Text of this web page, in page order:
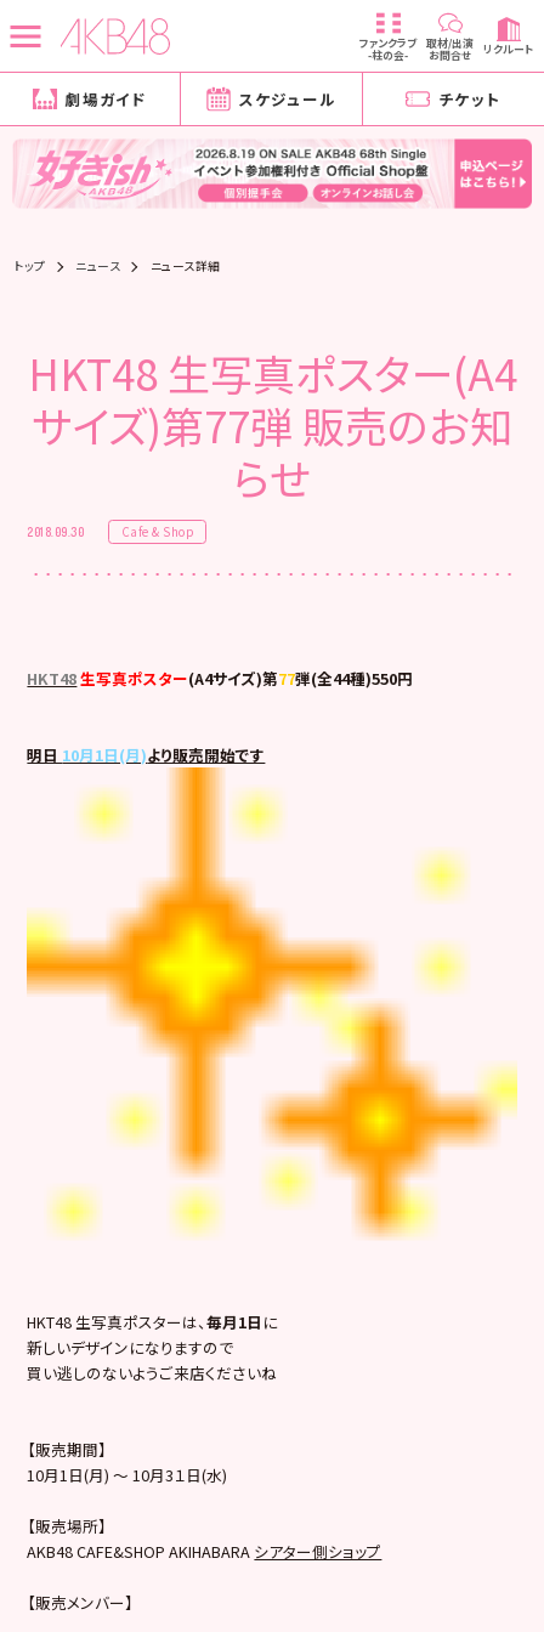
ファンクラブ
-柱の会-
取材/出演
お問合せ リクルート
劇場ガイド スケジュール チケット
トップ ニュース ニュース詳細
HKT48 生写真ポスター(A4
サイズ)第77弾 販売のお知
らせ
2018.09.30 Cafe & Shop
HKT48生写真ポスター(A4サイズ)第77弾(全44種)550円
明日 10月1日(月)より販売開始です
HKT48 生写真ポスターは、毎月1日 に
新しいデザインになりますので
買い逃しのないようご来店くださいね
【販売期間】
10月1日(月) ～ 10月3１日(水)
【販売場所】
AKB48 CAFE&SHOP AKIHABARA シアター側ショップ
【販売メンバー】